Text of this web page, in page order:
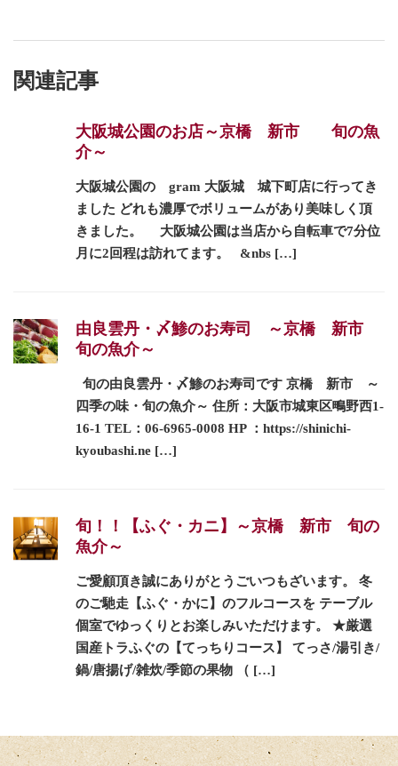
関連記事
大阪城公園のお店～京橋 新市 旬の魚
介～
大阪城公園の gram 大阪城 城下町店に行ってき
ました どれも濃厚でボリュームがあり美味しく頂
きました。 大阪城公園は当店から自転車で7分位
月に2回程は訪れてます。 &nbs […]
由良雲丹・〆鯵のお寿司 ～京橋 新市
旬の魚介～
旬の由良雲丹・〆鯵のお寿司です 京橋 新市 ～
四季の味・旬の魚介～ 住所：大阪市城東区鴫野西1-
16-1 TEL：06-6965-0008 HP ：https://shinichi-
kyoubashi.ne […]
旬！！【ふぐ・カニ】～京橋 新市 旬の
魚介～
ご愛顧頂き誠にありがとうごいつもざいます。 冬
のご馳走【ふぐ・かに】のフルコースを テーブル
個室でゆっくりとお楽しみいただけます。 ★厳選
国産トラふぐの【てっちりコース】 てっさ/湯引き/
鍋/唐揚げ/雑炊/季節の果物 （ […]